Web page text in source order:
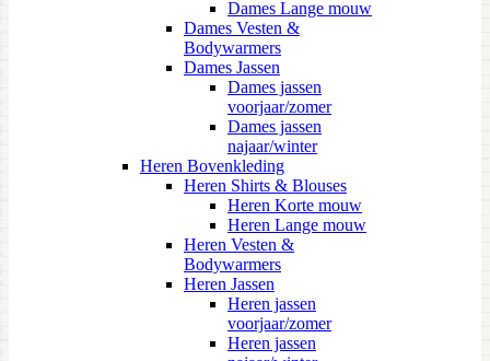
Dames Lange mouw
Dames Vesten &
Bodywarmers
Dames Jassen
Dames jassen
voorjaar/zomer
Dames jassen
najaar/winter
Heren Bovenkleding
Heren Shirts & Blouses
Heren Korte mouw
Heren Lange mouw
Heren Vesten &
Bodywarmers
Heren Jassen
Heren jassen
voorjaar/zomer
Heren jassen